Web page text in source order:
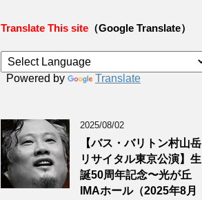
Translate This site （Google Translate）
Powered by Translate
2025/08/02
【バス・バリトン村山岳
リサイタル東京公演】生
誕50周年記念〜光が丘
IMAホール（2025年8月